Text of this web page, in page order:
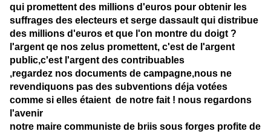
qui promettent des millions d'euros pour obtenir les
suffrages des electeurs et serge dassault qui distribue
des millions d'euros et que l'on montre du doigt ?
l'argent qe nos zelus promettent, c'est de l'argent
public,c'est l'argent des contribuables
,regardez nos documents de campagne,nous ne
revendiquons pas des subventions déja votées
comme si elles étaient de notre fait ! nous regardons
l'avenir
notre maire communiste de briis sous forges profite de